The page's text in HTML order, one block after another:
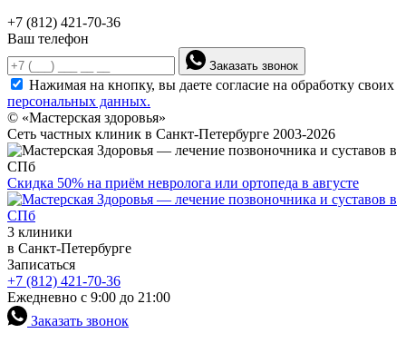
+7 (812) 421-70-36
Ваш телефон
Заказать звонок
Нажимая на кнопку, вы даете согласие на обработку своих
персональных данных.
© «Мастерская здоровья»
Сеть частных клиник в Санкт-Петербурге 2003-2026
Скидка 50% на приём невролога или ортопеда в августе
3 клиники
в Санкт-Петербурге
Записаться
+7 (812) 421-70-36
Ежедневно с 9:00 до 21:00
Заказать звонок